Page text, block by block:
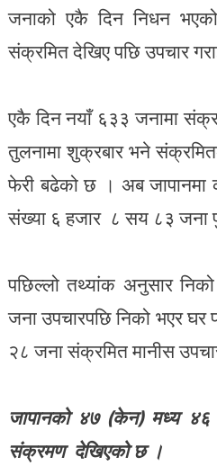
जनाको एकै दिन निधन
संक्रमित देखिए पछि उपचार
एकै दिन नयाँ ६३३ जनामा
तुलनामा शुक्रबार भने
फेरी बढेको छ । अब जापानमा
संख्या ६ हजार ८ सय ८३ जना
पछिल्लो तथ्यांक अनुसार
जना उपचारपछि निको भएर
२८ जना संक्रमित मानीस
जापानको ४७ (केन) मध्य ४६
संक्रमण देखिएको छ ।